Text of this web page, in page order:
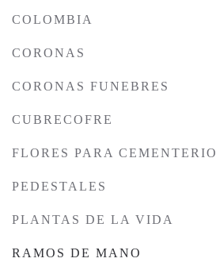
COLOMBIA
CORONAS
CORONAS FUNEBRES
CUBRECOFRE
FLORES PARA CEMENTERIO
PEDESTALES
PLANTAS DE LA VIDA
RAMOS DE MANO